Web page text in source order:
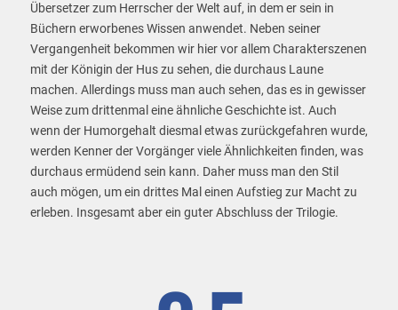
Übersetzer zum Herrscher der Welt auf, in dem er sein in
Büchern erworbenes Wissen anwendet. Neben seiner
Vergangenheit bekommen wir hier vor allem Charakterszenen
mit der Königin der Hus zu sehen, die durchaus Laune
machen. Allerdings muss man auch sehen, das es in gewisser
Weise zum drittenmal eine ähnliche Geschichte ist. Auch
wenn der Humorgehalt diesmal etwas zurückgefahren wurde,
werden Kenner der Vorgänger viele Ähnlichkeiten finden, was
durchaus ermüdend sein kann. Daher muss man den Stil
auch mögen, um ein drittes Mal einen Aufstieg zur Macht zu
erleben. Insgesamt aber ein guter Abschluss der Trilogie.